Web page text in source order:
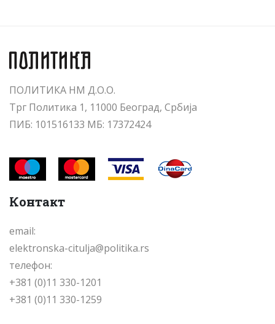
ПОЛИТИКА НМ Д.О.О.
Трг Политика 1, 11000 Београд, Србија
ПИБ: 101516133 МБ: 17372424
Контакт
email:
elektronska-citulja@politika.rs
телефон:
+381 (0)11 330-1201
+381 (0)11 330-1259